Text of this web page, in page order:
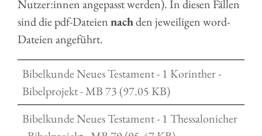
Nutzer:innen angepasst werden). In diesen Fällen
sind die pdf-Dateiennachden jeweiligen word-
Dateien angeführt.
Bibelkunde Neues Testament - 1 Korinther -
Bibelprojekt - MB 73 (97.05 KB)
Bibelkunde Neues Testament - 1 Thessalonicher